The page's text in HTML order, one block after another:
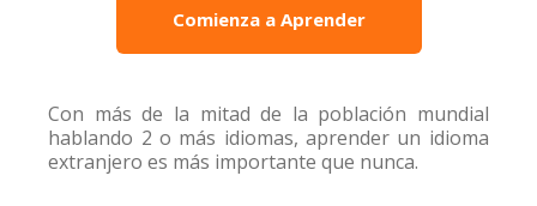
Comienza a Aprender
Con más de la mitad de la población mundial
hablando 2 o más idiomas, aprender un idioma
extranjero es más importante que nunca.